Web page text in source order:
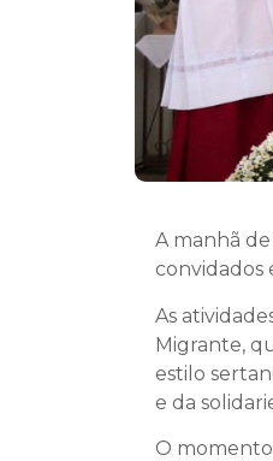
A manhã
convidados
As
Migrante,
estilo
e da
O